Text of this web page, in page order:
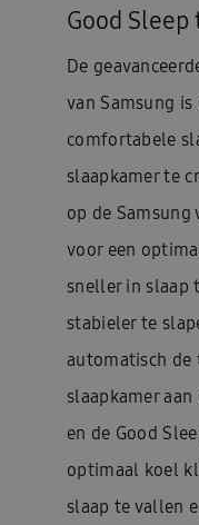
Good
De
van Samsung
comfortabele
slaapkamer te
op de Samsung
voor een
sneller in slaap
stabieler te
automatisch de
slaapkamer
en de Good
optimaal koel
slaap te vallen